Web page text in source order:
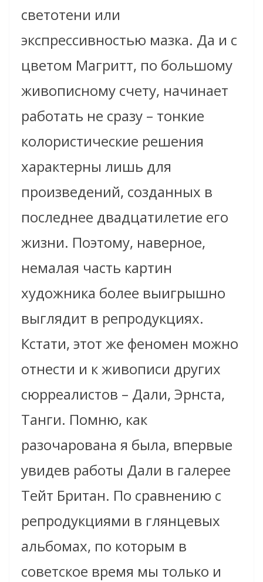
светотени или
экспрессивностью мазка. Да и с
цветом Магритт, по большому
живописному счету, начинает
работать не сразу – тонкие
колористические решения
характерны лишь для
произведений, созданных в
последнее двадцатилетие его
жизни. Поэтому, наверное,
немалая часть картин
художника более выигрышно
выглядит в репродукциях.
Кстати, этот же феномен можно
отнести и к живописи других
сюрреалистов – Дали, Эрнста,
Танги. Помню, как
разочарована я была, впервые
увидев работы Дали в галерее
Тейт Британ. По сравнению с
репродукциями в глянцевых
альбомах, по которым в
советское время мы только и